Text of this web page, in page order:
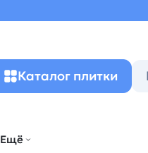
Каталог плитки
Ещё